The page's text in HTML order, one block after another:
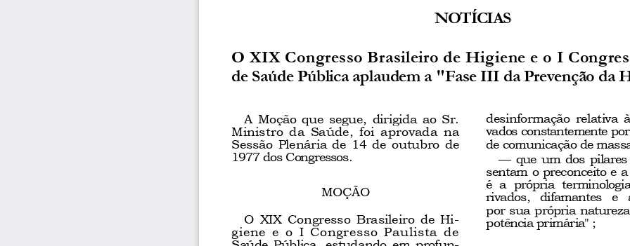
NOTÍCIAS
O XIX Congresso Brasileiro de Higiene e o I
de Saúde Pública aplaudem a "Fase III da Prevenção da
A Moção que segue, dirigida ao Sr.
Ministro  da  Saúde,  foi  aprovada  na
Sessão Plenária de 14 de outubro de
1977 dos Congressos.
MOÇÃO
O XIX Congresso Brasileiro de  Hi-
giene  e  o  I  Congresso  Paulista  de
Saúde Pública, estudando em profun-
desinformação relativa
vados constantemente
de comunicação de
— que um dos
sentam o preconceito e
é  a  própria
rivados,  difamantes  e
por sua própria
potência primária" ;